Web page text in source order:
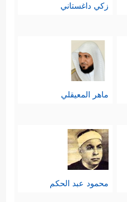
زكي داغستاني
ماهر المعيقلي
محمود عبد الحكم